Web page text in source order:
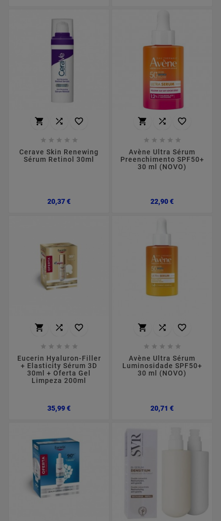
  
    
Cerave Skin Renewing
Sérum Retinol 30ml
20,37 €Preço
  
    
Avène Ultra Sérum
Preenchimento SPF50+
30 ml (NOVO)
22,90 €Preço
  
    
Eucerin Hyaluron-Filler
+ Elasticity Sérum 3D
30ml + Oferta Gel
Limpeza 200ml
35,99 €Preço
  
    
Avène Ultra Sérum
Luminosidade SPF50+
30 ml (NOVO)
20,71 €Preço